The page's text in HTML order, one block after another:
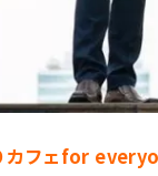
フェfor